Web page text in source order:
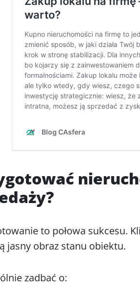
to połowa sukcesu.
jasny obraz stanu obiektu.
zadbać o: